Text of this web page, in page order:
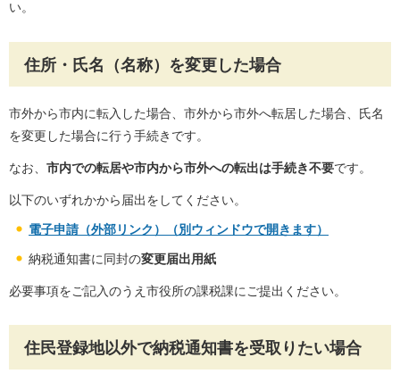
い。
住所・氏名（名称）を変更した場合
市外から市内に転入した場合、市外から市外へ転居した場合、氏名
を変更した場合に行う手続きです。
なお、 市内での転居や市内から市外への転出は手続き不要です。
以下のいずれかから届出をしてください。
電子申請（外部リンク）（別ウィンドウで開きます）
納税通知書に同封の変更届出用紙
必要事項をご記入のうえ市役所の課税課にご提出ください。
住民登録地以外で納税通知書を受取りたい場合